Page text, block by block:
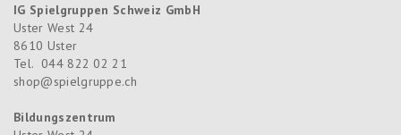
IG Spielgruppen Schweiz GmbH
Uster West 24
8610 Uster
Tel. 044 822 02 21
shop@spielgruppe.ch
Bildungszentrum